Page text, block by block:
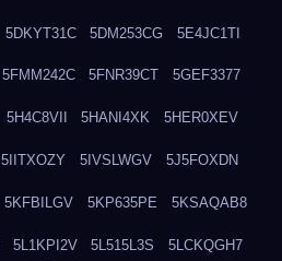
5DKYT31C 5DM253CG 5E4JC1TI
5FMM242C 5FNR39CT 5GEF3377
5H4C8VII 5HANI4XK 5HER0XEV
5IITXOZY 5IVSLWGV 5J5FOXDN
5KFBILGV 5KP635PE 5KSAQAB8
5L1KPI2V 5L515L3S 5LCKQGH7